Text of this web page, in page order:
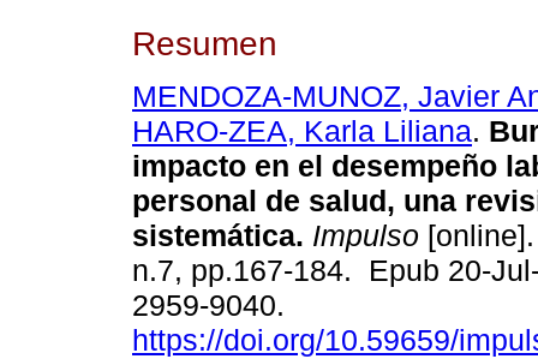
Resumen
MENDOZA-MUNOZ, Javier
HARO-ZEA, Karla Liliana.
impacto en el desempeño
personal de salud, una
sistemática. Impulso
n.7, pp.167-184. Epub 20-
2959-9040.
https://doi.org/10.59659/